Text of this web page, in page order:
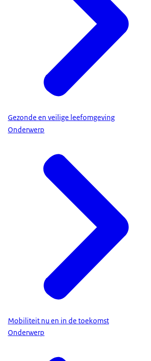
Gezonde en veilige leefomgeving
Onderwerp
Mobiliteit nu en in de toekomst
Onderwerp